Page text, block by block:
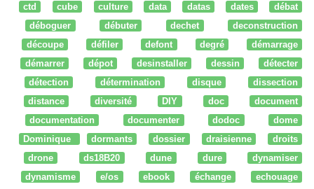
ctd
cube culture data datas dates
débat
déboguer
débuter dechet
deconstruction
découpe
défiler defont degré
démarrage
démarrer
dépot desinstaller dessin
détecter
détection
détermination disque
dissection
distance
diversité DIY doc
document
documentation
documenter dodoc
dome
Dominique
dormants dossier draisienne
droits
drone
ds18B20 dune dure
dynamiser
dynamisme
e/os ebook échange
echouage